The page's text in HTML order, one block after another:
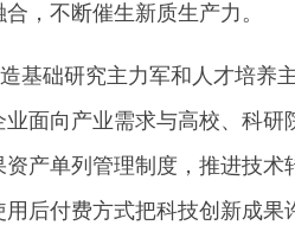
，不断催生新质生产力。
基础研究主力军和人才培养
面向产业需求与高校、科研
产单列管理制度，推进技术
后付费方式把科技创新成果